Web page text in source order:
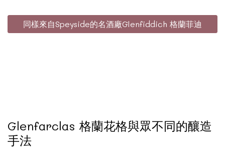
同樣來自Speyside的名酒廠Glenfiddich 格蘭菲迪
Glenfarclas 格蘭花格與眾不同的釀造
手法